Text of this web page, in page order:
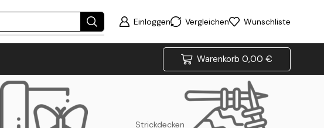
Einloggen Vergleichen Wunschliste
Warenkorb 0,00 €
Strickdecken